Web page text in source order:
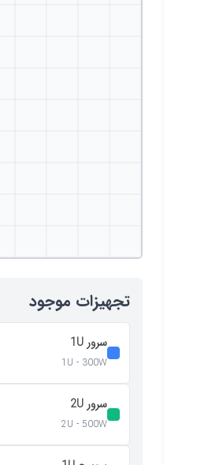
تجهیزات موجود
سرور 1U
1U - 300W
سرور 2U
2U - 500W